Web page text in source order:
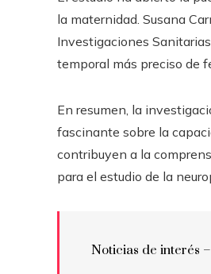
la maternidad. Susana
Investigaciones
temporal más preciso de
En resumen, la
fascinante sobre la
contribuyen a la
para el estudio de la
Noticias de interés –